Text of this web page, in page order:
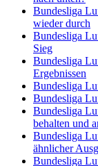
Bundesliga
wieder durch
Bundesliga
Sieg
Bundesliga
Ergebnissen
Bundesliga
Bundesliga
Bundesliga
behalten und
Bundesliga
ähnlicher
Bundesliga